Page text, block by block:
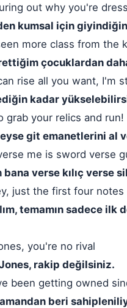
out why you're
kumsal için
more class from the
çocuklardan
rise all you want, I'm
kadar
grab your relics and run!
git emanetlerini al
me is sword verse
bana verse kılıç verse
just the first four
temamın sadece ilk
you're no rival
rakip değilsiniz.
been getting owned
beri